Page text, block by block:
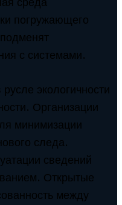
погружающего
с системами.
экологичности
Организации
минимизации
следа.
сведений
Открытые
между